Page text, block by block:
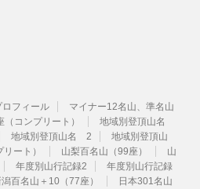
ロフィール
マイナー12名山、準名山
コンプリート）
地域別登頂山名
地域別登頂山名 2
地域別登頂山
ート） 山梨百名山（99座）
山
年度別山行記録2
年度別山行記録
潟百名山＋10（77座）
日本301名山